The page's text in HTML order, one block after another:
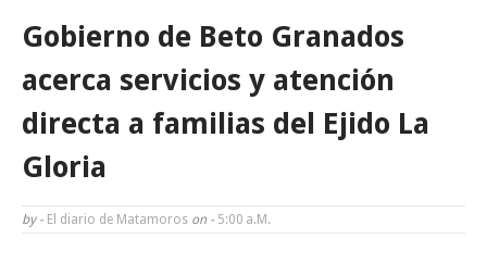
La UAT, Gobierno del Estado y ganaderos consolidan proyecto
familias de Matamoros
Gobierno de Beto Granados
acerca servicios y atención
directa a familias del Ejido La
Gloria
by - El diario de Matamoros on - 5:00 A.m.